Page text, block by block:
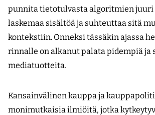
punnita tietotulvasta algoritmien juuri
laskemaa sisältöä ja suhteuttaa sitä
kontekstiin. Onneksi tässäkin ajassa
rinnalle on alkanut palata pidempiä ja
mediatuotteita.
Kansainvälinen kauppa ja
monimutkaisia ilmiöitä, jotka